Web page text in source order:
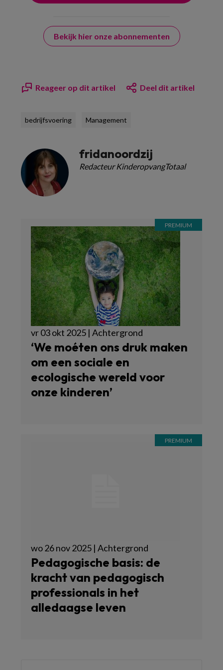
Bekijk hier onze abonnementen
Reageer op dit artikel Deel dit artikel
bedrijfsvoering Management
fridanoordzij
Redacteur KinderopvangTotaal
vr 03 okt 2025 | Achtergrond
‘We moéten ons druk maken
om een sociale en
ecologische wereld voor
onze kinderen’
wo 26 nov 2025 | Achtergrond
Pedagogische basis: de
kracht van pedagogisch
professionals in het
alledaagse leven